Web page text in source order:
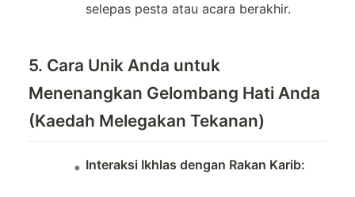
selepas pesta atau acara berakhir.
5. Cara Unik Anda untuk
Menenangkan Gelombang Hati Anda
(Kaedah Melegakan Tekanan)
Interaksi Ikhlas dengan Rakan Karib: